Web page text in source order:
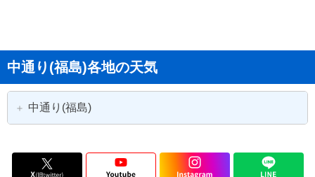
中通り(福島)各地の天気
中通り(福島)
白河市 須賀川市